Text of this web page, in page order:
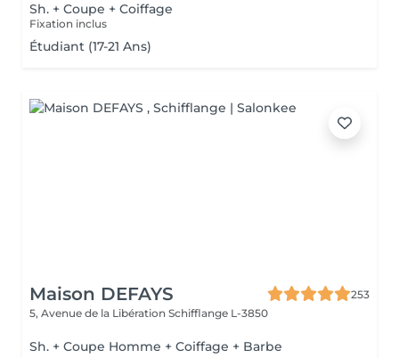
Sh. + Coupe + Coiffage
Fixation inclus
Étudiant (17-21 Ans)
Maison DEFAYS
253
5, Avenue de la Libération Schifflange L-3850
Sh. + Coupe Homme + Coiffage + Barbe